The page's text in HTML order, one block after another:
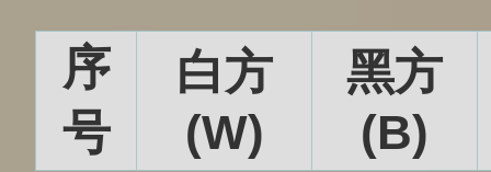
序
号
白方
(W)
黑方
(B)